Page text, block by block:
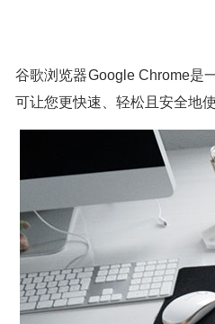
谷歌浏览器Google Chrome是
可让您更快速、轻松且安全地